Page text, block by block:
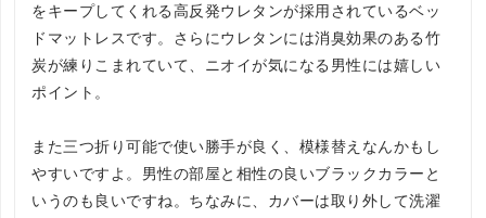
をキープしてくれる高反発ウレタンが採用されているベッ
ドマットレスです。さらにウレタンには消臭効果のある竹
炭が練りこまれていて、ニオイが気になる男性には嬉しい
ポイント。
また三つ折り可能で使い勝手が良く、模様替えなんかもし
やすいですよ。男性の部屋と相性の良いブラックカラーと
いうのも良いですね。ちなみに、カバーは取り外して洗濯